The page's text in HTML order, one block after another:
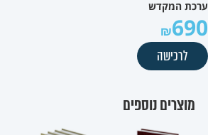
ערכת המקדש
690
לרכישה
מוצרים נוספים